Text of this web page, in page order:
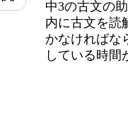
中3の古文の
内に古文を読
かなければな
している時間